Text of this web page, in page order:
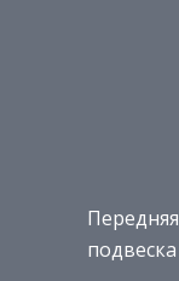
Передняя
подвеска